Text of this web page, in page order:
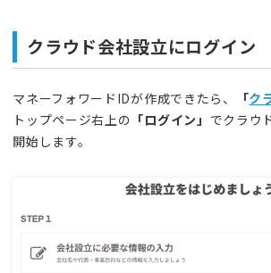
クラウド会社設立にログイン
マネーフォワードIDが作成できたら、 「ク
トップページ右上の 「ログイン」 でクラウ
開始します。